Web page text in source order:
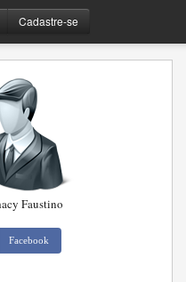
Cadastre-se
Faustino
Facebook